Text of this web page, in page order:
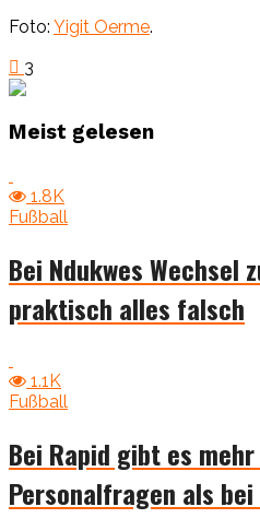
Foto: Yigit Oerme.
3
Meist gelesen
1.8K
Fußball
Bei Ndukwes Wechsel
praktisch alles falsch
1.1K
Fußball
Bei Rapid gibt es
Personalfragen als